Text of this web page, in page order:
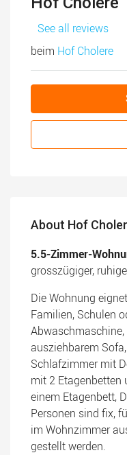
See all reviews
beim Hof Cholere
About Hof
5.5-Zimmer-
grosszügiger,
Die Wohnung
Familien, Schulen
ausziehbarem
Schlafzimmer mit
mit 2
einem Etagenbett,
Personen sind fix,
im Wohnzimmer
gestellt werden.